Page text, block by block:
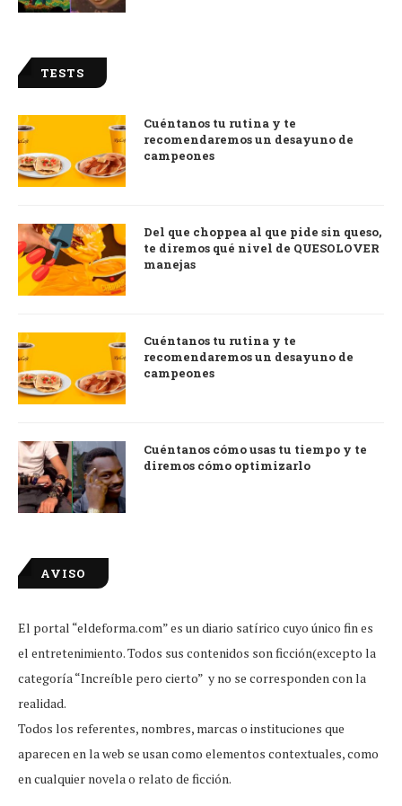
TESTS
Cuéntanos tu rutina y te
recomendaremos un desayuno de
campeones
Del que choppea al que pide sin queso,
te diremos qué nivel de QUESOLOVER
manejas
Cuéntanos tu rutina y te
recomendaremos un desayuno de
campeones
Cuéntanos cómo usas tu tiempo y te
diremos cómo optimizarlo
AVISO
El portal “eldeforma.com” es un diario satírico cuyo único fin es
el entretenimiento. Todos sus contenidos son ficción(excepto la
categoría “Increíble pero cierto” y no se corresponden con la
realidad.
Todos los referentes, nombres, marcas o instituciones que
aparecen en la web se usan como elementos contextuales, como
en cualquier novela o relato de ficción.